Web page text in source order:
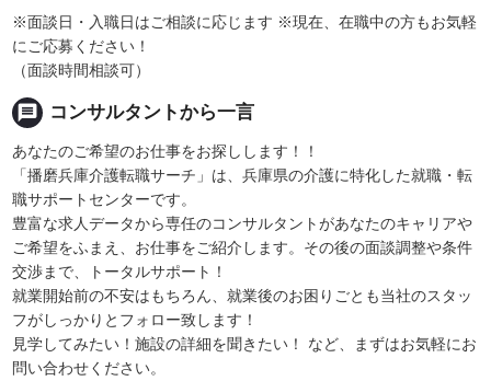
※面談日・入職日はご相談に応じます ※現在、在職中の方もお気軽
にご応募ください！
（面談時間相談可）
message コンサルタントから一言
あなたのご希望のお仕事をお探しします！！
「播磨兵庫介護転職サーチ」は、兵庫県の介護に特化した就職・転
職サポートセンターです。
豊富な求人データから専任のコンサルタントがあなたのキャリアや
ご希望をふまえ、お仕事をご紹介します。その後の面談調整や条件
交渉まで、トータルサポート！
就業開始前の不安はもちろん、就業後のお困りごとも当社のスタッ
フがしっかりとフォロー致します！
見学してみたい！施設の詳細を聞きたい！ など、まずはお気軽にお
問い合わせください。